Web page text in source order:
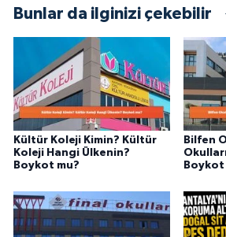
Bunlar da ilginizi çekebilir
Kültür Koleji Kimin? Kültür
Koleji Hangi Ülkenin?
Boykot mu?
Bilfen
Boykot